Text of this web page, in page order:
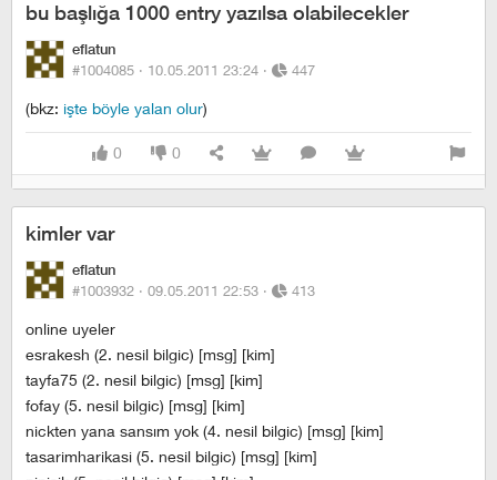
bu başlığa 1000 entry yazılsa olabilecekler
eflatun
#1004085 · 10.05.2011 23:24 · 447
(bkz: işte böyle yalan olur)
0 0
kimler var
eflatun
#1003932 · 09.05.2011 22:53 · 413
online uyeler
esrakesh (2. nesil bilgic) [msg] [kim]
tayfa75 (2. nesil bilgic) [msg] [kim]
fofay (5. nesil bilgic) [msg] [kim]
nickten yana sansım yok (4. nesil bilgic) [msg] [kim]
tasarimharikasi (5. nesil bilgic) [msg] [kim]